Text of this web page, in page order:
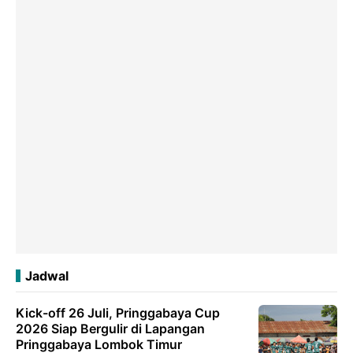
Jadwal
Kick-off 26 Juli, Pringgabaya Cup
2026 Siap Bergulir di Lapangan
Pringgabaya Lombok Timur